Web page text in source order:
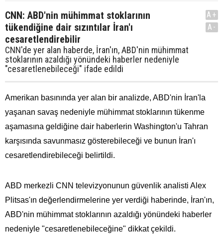
CNN: ABD'nin mühimmat stoklarının
tükendiğine dair sızıntılar İran'ı
cesaretlendirebilir
CNN'de yer alan haberde, İran'ın, ABD'nin mühimmat
stoklarının azaldığı yönündeki haberler nedeniyle
"cesaretlenebileceği" ifade edildi
A+
A-
Amerikan basınında yer alan bir analizde, ABD'nin İran'la
yaşanan savaş nedeniyle mühimmat stoklarının tükenme
aşamasına geldiğine dair haberlerin Washington'u Tahran
karşısında savunmasız gösterebileceği ve bunun İran'ı
cesaretlendirebileceği belirtildi.
ABD merkezli CNN televizyonunun güvenlik analisti Alex
Plitsas'ın değerlendirmelerine yer verdiği haberinde, İran'ın,
ABD'nin mühimmat stoklarının azaldığı yönündeki haberler
nedeniyle "cesaretlenebileceğine" dikkat çekildi.